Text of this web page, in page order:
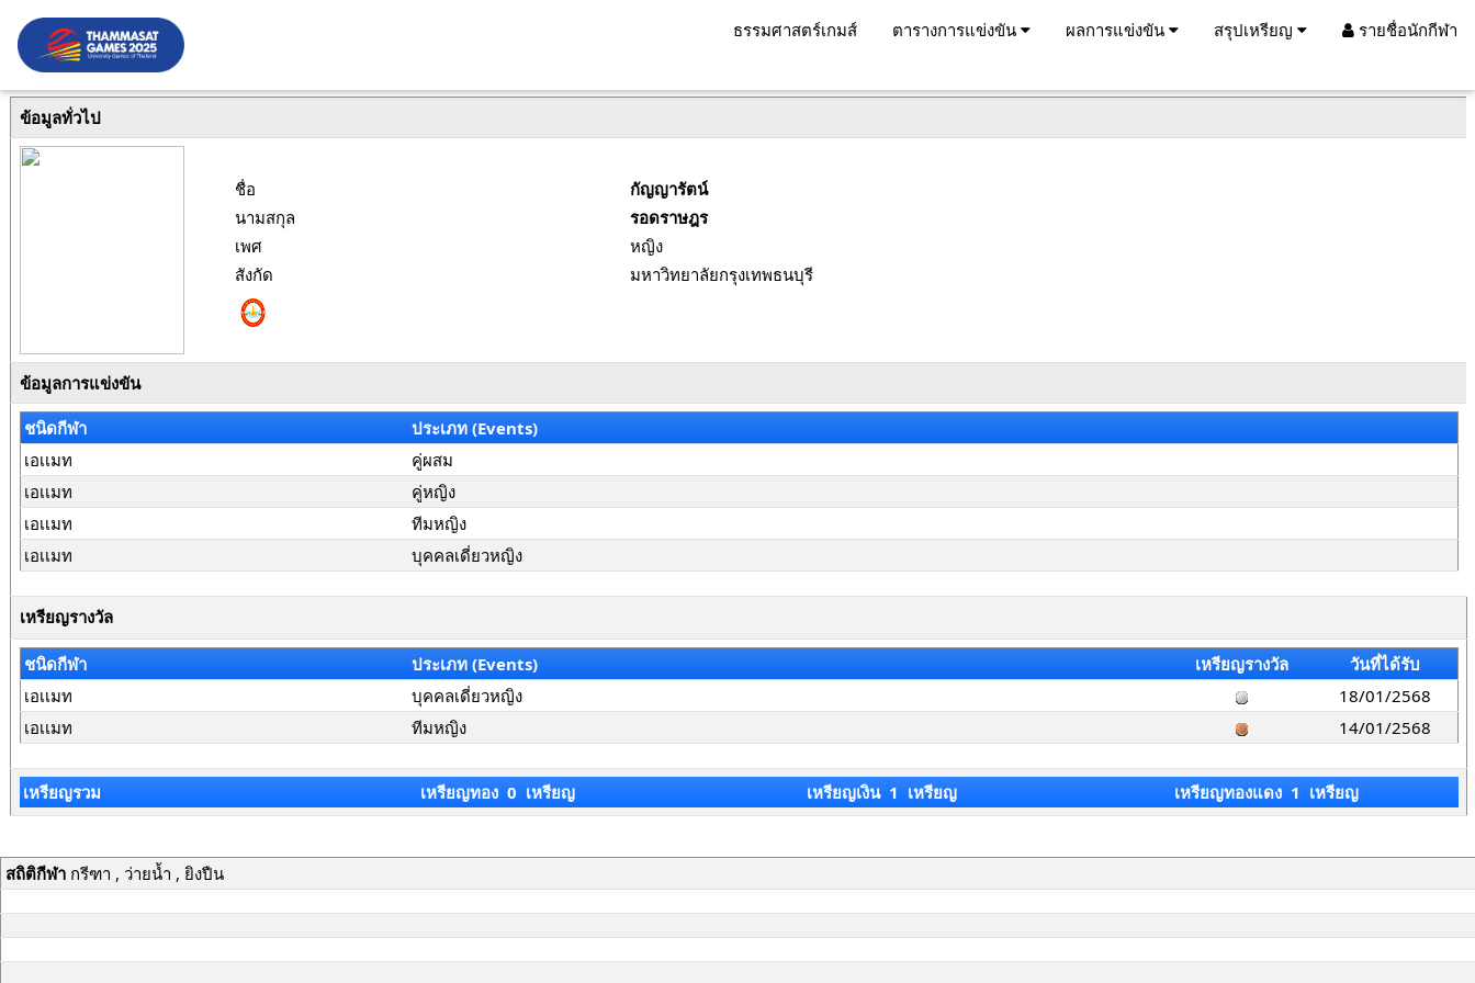
ธรรมศาสตร์เกมส์ ตารางการแข่งขัน ผลการแข่งขัน สรุปเหรียญ รายชื่อนักกีฬา
ข้อมูลทั่วไป
ชื่อ
กัญญารัตน์
นามสกุล
รอดราษฎร
เพศ
หญิง
สังกัด
มหาวิทยาลัยกรุงเทพธนบุรี
ข้อมูลการแข่งขัน
ชนิดกีฬา
ประเภท (Events)
เอเเมท
คู่ผสม
เอเเมท
คู่หญิง
เอเเมท
ทีมหญิง
เอเเมท
บุคคลเดี่ยวหญิง
เหรียญรางวัล
ชนิดกีฬา ประเภท (Events) เหรียญรางวัล
วันที่ได้รับ
เอเเมท
บุคคลเดี่ยวหญิง
18/01/2568
เอเเมท
ทีมหญิง 14/01/2568
เหรียญรวม เหรียญทอง 0 เหรียญ เหรียญเงิน 1 เหรียญ เหรียญทองแดง 1 เหรียญ
สถิติกีฬากรีฑา , ว่ายน้ำ , ยิงปืน